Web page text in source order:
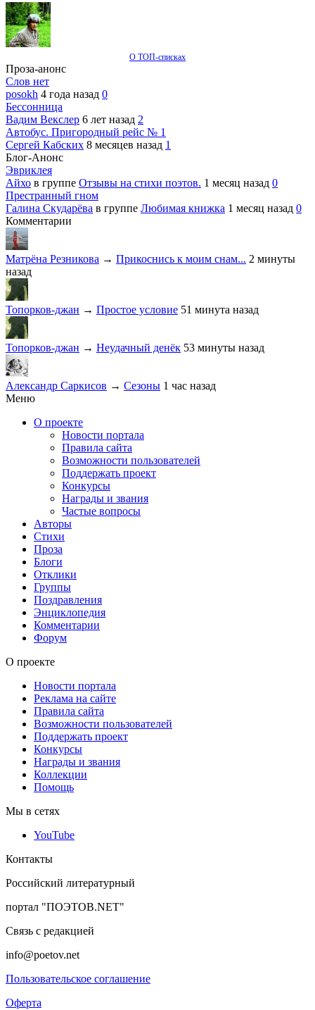
О ТОП-списках
Проза-анонс
Слов нет
posokh 4 года назад 0
Бессонница
Вадим Векслер 6 лет назад 2
Автобус. Пригородный рейс № 1
Сергей Кабских 8 месяцев назад 1
Блог-Анонс
Эвриклея
Айхо в группе Отзывы на стихи поэтов. 1 месяц назад 0
Престранный гном
Галина Скударёва в группе Любимая книжка 1 месяц назад 0
Комментарии
Матрёна Резникова → Прикоснись к моим снам... 2 минуты
назад
Топорков-джан → Простое условие 51 минута назад
Топорков-джан → Неудачный денёк 53 минуты назад
Александр Саркисов → Сезоны 1 час назад
Меню
О проекте
Новости портала
Правила сайта
Возможности пользователей
Поддержать проект
Конкурсы
Награды и звания
Частые вопросы
Авторы
Стихи
Проза
Блоги
Отклики
Группы
Поздравления
Энциклопедия
Комментарии
Форум
О проекте
Новости портала
Реклама на сайте
Правила сайта
Возможности пользователей
Поддержать проект
Конкурсы
Награды и звания
Коллекции
Помощь
Мы в сетях
YouTube
Контакты
Российский литературный
портал "ПОЭТОВ.NET"
Связь с редакцией
info@poetov.net
Пользовательское соглашение
Оферта